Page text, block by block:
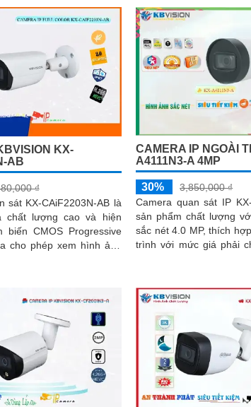
KX-
AB
₫
sát KX-CAiF2203N-AB là
chất lượng cao và hiện
cho phép xem hình ảnh
CAMERA IP NGOÀI
A4111N3-A 4MP
30%
3,850,000 ₫
Camera quan sát IP
sản phẩm chất lượng
sắc nét 4.0 MP, thích
trình với mức giá phải chăng.